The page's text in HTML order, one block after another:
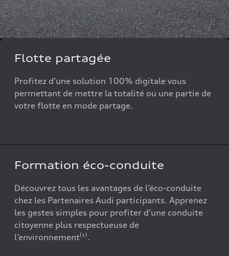
Flotte partagée
Profitez d’une solution 100% digitale vous
permettant de mettre la totalité ou une partie de
votre flotte en mode partage.
Formation éco-conduite
Découvrez tous les avantages de l’éco-conduite
chez les Partenaires Audi participants. Apprenez
les gestes simples pour profiter d’une conduite
citoyenne plus respectueuse de
l’environnement⁽¹⁾.